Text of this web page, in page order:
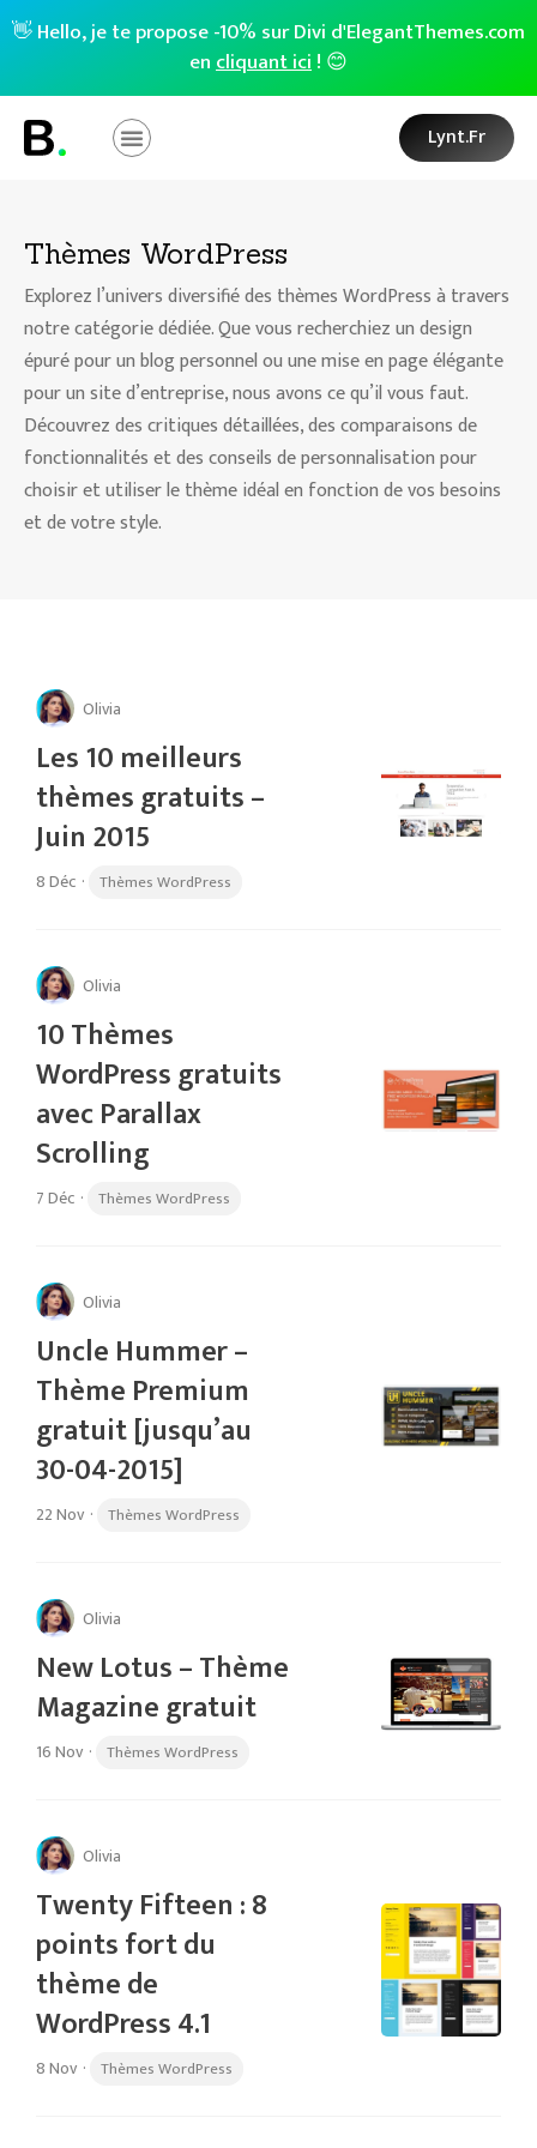
👋 Hello, je te propose -10% sur Divi d'ElegantThemes.com
encliquant ici! 😊
Lynt.fr
Thèmes WordPress
Explorez l’univers diversifié des thèmes WordPress à travers
notre catégorie dédiée. Que vous recherchiez un design
épuré pour un blog personnel ou une mise en page élégante
pour un site d’entreprise, nous avons ce qu’il vous faut.
Découvrez des critiques détaillées, des comparaisons de
fonctionnalités et des conseils de personnalisation pour
choisir et utiliser le thème idéal en fonction de vos besoins
et de votre style.
Olivia
Les 10 meilleurs
thèmes gratuits –
Juin 2015
8 Déc · Thèmes WordPress
Olivia
10 Thèmes
WordPress gratuits
avec Parallax
Scrolling
7 Déc · Thèmes WordPress
Olivia
Uncle Hummer –
Thème Premium
gratuit [jusqu’au
30-04-2015]
22 Nov · Thèmes WordPress
Olivia
New Lotus – Thème
Magazine gratuit
16 Nov · Thèmes WordPress
Olivia
Twenty Fifteen : 8
points fort du
thème de
WordPress 4.1
8 Nov · Thèmes WordPress